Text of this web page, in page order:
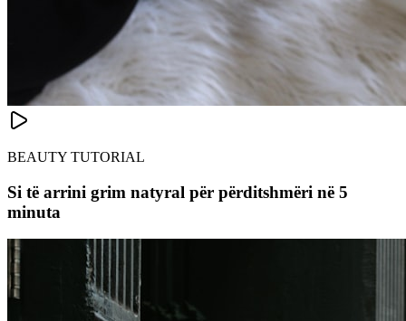
BEAUTY TUTORIAL
Si të arrini grim natyral për përditshmëri në 5
minuta